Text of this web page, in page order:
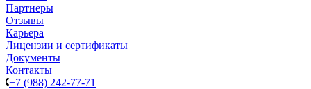
Партнеры
Отзывы
Карьера
Лицензии и сертификаты
Документы
Контакты
+7 (988) 242-77-71